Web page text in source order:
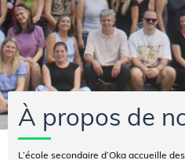
À propos de
L’école secondaire d’Oka accueille